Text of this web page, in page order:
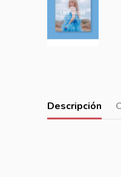
Descripción